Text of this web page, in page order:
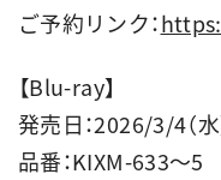
ご予約リンク：
【Blu-ray】
発売日：2026/3/4（水
品番：KIXM-633～5